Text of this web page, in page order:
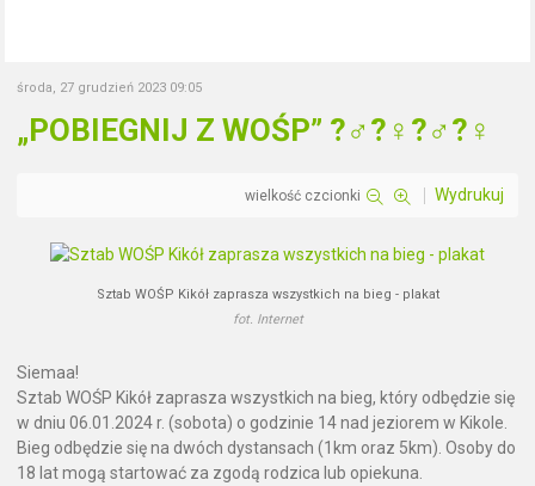
środa, 27 grudzień 2023 09:05
„POBIEGNIJ Z WOŚP” ?‍♂️?‍♀️?‍♂️?‍♀️
wielkość czcionki Wydrukuj
Sztab WOŚP Kikół zaprasza wszystkich na bieg - plakat
fot. Internet
Siemaa!
Sztab WOŚP Kikół zaprasza wszystkich na bieg, który odbędzie się
w dniu 06.01.2024 r. (sobota) o godzinie 14 nad jeziorem w Kikole.
Bieg odbędzie się na dwóch dystansach (1km oraz 5km). Osoby do
18 lat mogą startować za zgodą rodzica lub opiekuna.